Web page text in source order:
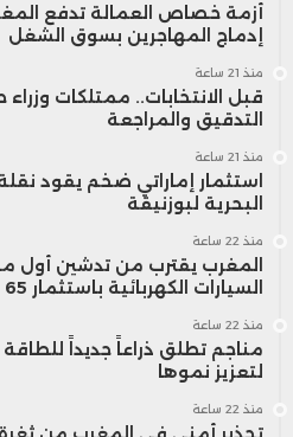
أزمة خصاص العمالة تدفع
إدماج المهاجرين بسوق الشغل
منذ 21 ساعة
قبل الانتخابات.. ممتلكات
التدقيق والمراجعة
منذ 21 ساعة
استثمار إماراتي ضخم يقود
البحرية لبوزنيقة
منذ 22 ساعة
المغرب يقترب من تدشين أول
السيارات الكهربائية باستثمار 65 مليار درهم
منذ 22 ساعة
مناجم تطلق ذراعاً جديداً
لتعزيز نموها
منذ 22 ساعة